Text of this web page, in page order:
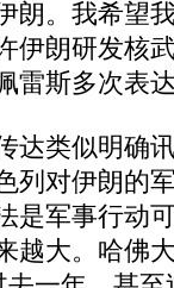
朗。我希望
伊朗研发核
雷斯多次表
类似明确
列对伊朗的
是军事行动
越大。哈佛